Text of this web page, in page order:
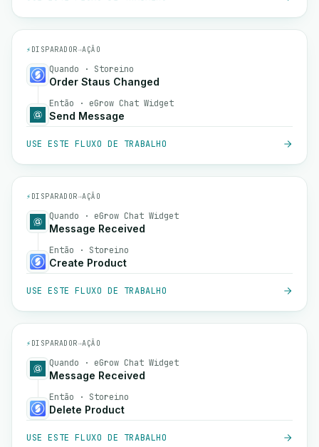
⚡ DISPARADOR→AÇÃO
Quando · Storeino
Order Staus Changed
Então · eGrow Chat Widget
Send Message
USE ESTE FLUXO DE TRABALHO
⚡ DISPARADOR→AÇÃO
Quando · eGrow Chat Widget
Message Received
Então · Storeino
Create Product
USE ESTE FLUXO DE TRABALHO
⚡ DISPARADOR→AÇÃO
Quando · eGrow Chat Widget
Message Received
Então · Storeino
Delete Product
USE ESTE FLUXO DE TRABALHO